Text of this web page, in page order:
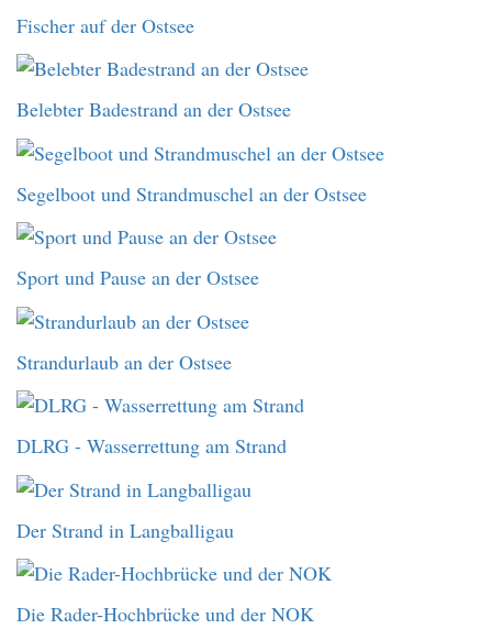
Fischer auf der Ostsee
Belebter Badestrand an der Ostsee
Segelboot und Strandmuschel an der Ostsee
Sport und Pause an der Ostsee
Strandurlaub an der Ostsee
DLRG - Wasserrettung am Strand
Der Strand in Langballigau
Die Rader-Hochbrücke und der NOK